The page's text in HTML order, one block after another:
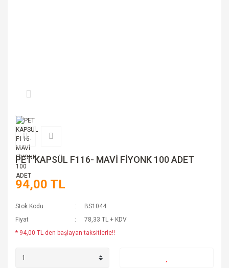
PET KAPSÜL F116- MAVİ FİYONK 100 ADET
94,00 TL
Stok Kodu
BS1044
Fiyat
78,33 TL + KDV
* 94,00 TL den başlayan taksitlerle!!